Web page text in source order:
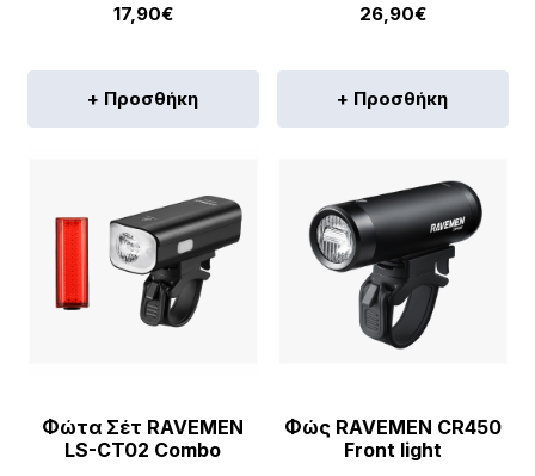
17,90€
+ Προσθήκη
26,90€
+ Προσθήκη
Φώτα Σέτ RAVEMEN
LS-CT02 Combo
Φώς RAVEMEN CR450
Front light